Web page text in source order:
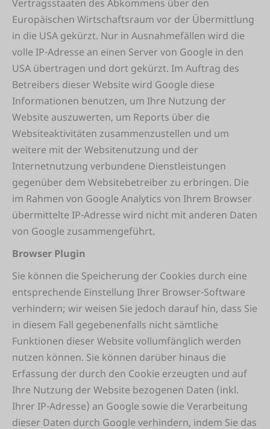
Vertragsstaaten des Abkommens über den
Europäischen Wirtschaftsraum vor der Übermittlung
in die USA gekürzt. Nur in Ausnahmefällen wird die
volle IP-Adresse an einen Server von Google in den
USA übertragen und dort gekürzt. Im Auftrag des
Betreibers dieser Website wird Google diese
Informationen benutzen, um Ihre Nutzung der
Website auszuwerten, um Reports über die
Websiteaktivitäten zusammenzustellen und um
weitere mit der Websitenutzung und der
Internetnutzung verbundene Dienstleistungen
gegenüber dem Websitebetreiber zu erbringen. Die
im Rahmen von Google Analytics von Ihrem Browser
übermittelte IP-Adresse wird nicht mit anderen Daten
von Google zusammengeführt.
Browser Plugin
Sie können die Speicherung der Cookies durch eine
entsprechende Einstellung Ihrer Browser-Software
verhindern; wir weisen Sie jedoch darauf hin, dass Sie
in diesem Fall gegebenenfalls nicht sämtliche
Funktionen dieser Website vollumfänglich werden
nutzen können. Sie können darüber hinaus die
Erfassung der durch den Cookie erzeugten und auf
Ihre Nutzung der Website bezogenen Daten (inkl.
Ihrer IP-Adresse) an Google sowie die Verarbeitung
dieser Daten durch Google verhindern, indem Sie das